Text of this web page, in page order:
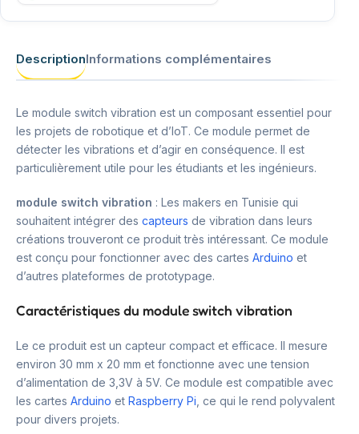
DescriptionInformations complémentaires
Le module switch vibration est un composant essentiel pour
les projets de robotique et d’IoT. Ce module permet de
détecter les vibrations et d’agir en conséquence. Il est
particulièrement utile pour les étudiants et les ingénieurs.
module switch vibration : Les makers en Tunisie qui
souhaitent intégrer des capteurs de vibration dans leurs
créations trouveront ce produit très intéressant. Ce module
est conçu pour fonctionner avec des cartes Arduino et
d’autres plateformes de prototypage.
Caractéristiques du module switch vibration
Le ce produit est un capteur compact et efficace. Il mesure
environ 30 mm x 20 mm et fonctionne avec une tension
d’alimentation de 3,3V à 5V. Ce module est compatible avec
les cartes Arduino et Raspberry Pi , ce qui le rend polyvalent
pour divers projets.